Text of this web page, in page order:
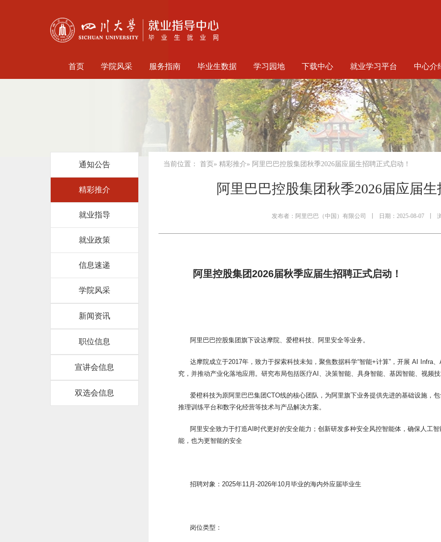
首页 学院风采 服务指南 毕业生数据 学习园地 下载中心 就业学习平台 中心介
通知公告
精彩推介
就业指导
就业政策
信息速递
学院风采
新闻资讯
职位信息
宣讲会信息
双选会信息
当前位置： 首页 » 精彩推介» 阿里巴巴控股集团秋季2026届应届生招聘正式启动！
阿里巴巴控股集团秋季2026届应届生
发布者：阿里巴巴（中国）有限公司 日期：2025-08-07
阿里控股集团2026届秋季应届生招聘正式启动！
阿里巴巴控股集团旗下设达摩院、爱橙科技、阿里安全等业务。
达摩院成立于2017年，致力于探索科技未知，聚焦数据科学“智能+计算”，开展 AI Infra
究，并推动产业化落地应用。研究布局包括医疗AI、决策智能、具身智能、基因智能、视频
爱橙科技为原阿里巴巴集团CTO线的核心团队，为阿里旗下业务提供先进的基础设施，
推理训练平台和数字化经营等技术与产品解决方案。
阿里安全致力于打造AI时代更好的安全能力；创新研发多种安全风控智能体，确保人工
能，也为更智能的安全
招聘对象：2025年11月-2026年10月毕业的海内外应届毕业生
岗位类型：